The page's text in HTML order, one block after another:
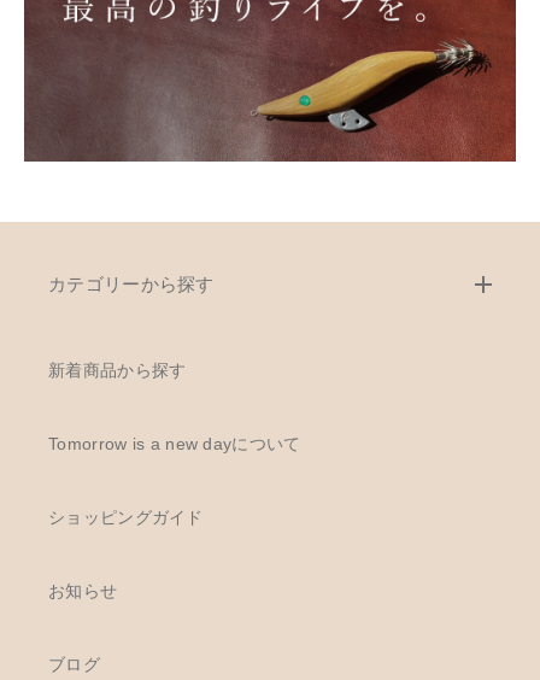
カテゴリーから探す
新着商品から探す
Tomorrow is a new dayについて
ショッピングガイド
お知らせ
ブログ